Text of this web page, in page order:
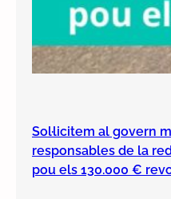
Sol·licitem al govern
responsables de la
pou els 130.000 €